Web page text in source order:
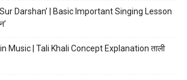
Darshan’ | Basic Important Singing Lesson
Music | Tali Khali Concept Explanation ताली